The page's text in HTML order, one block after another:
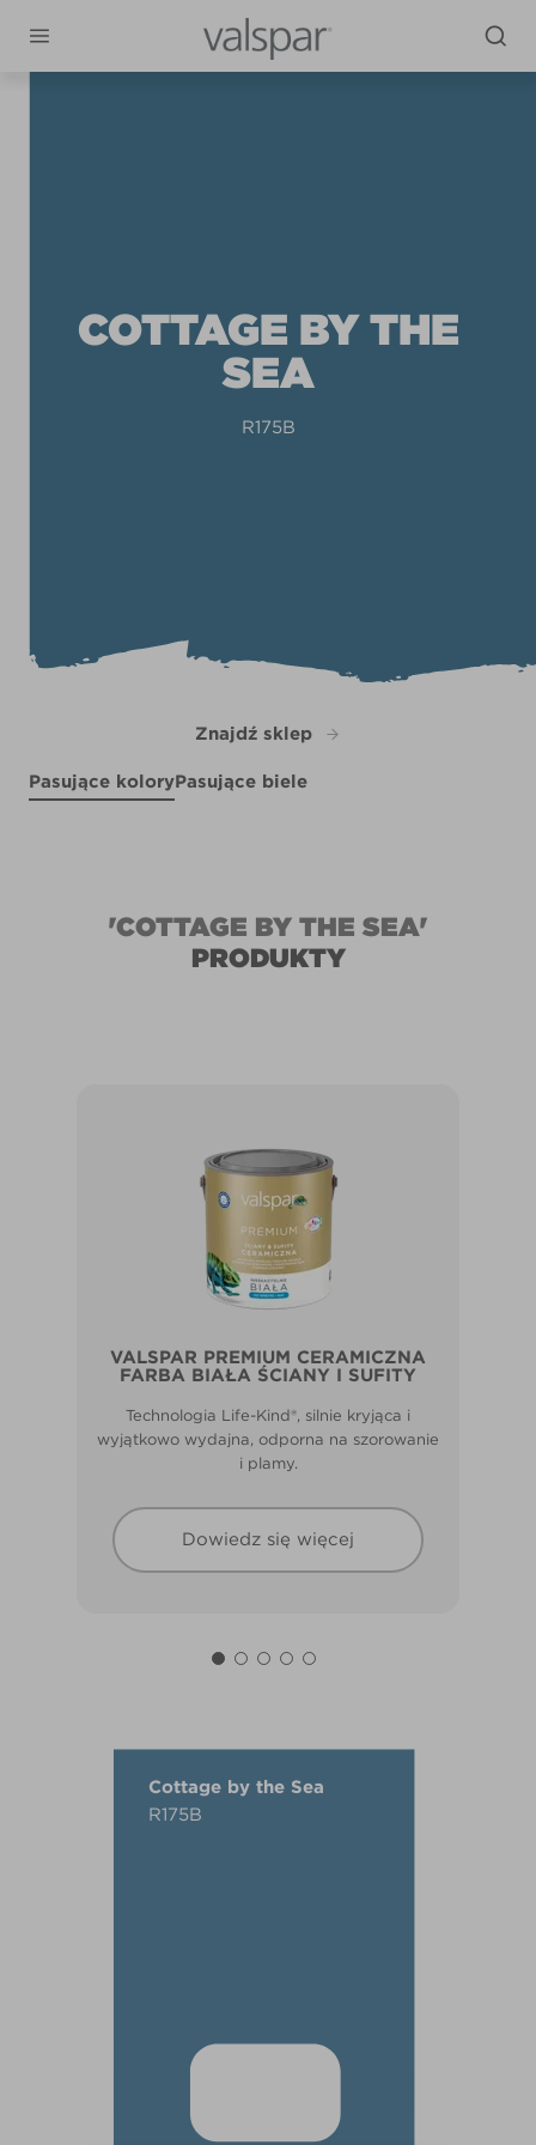
COTTAGE BY THE
SEA
R175B
Znajdź sklep
Pasujące koloryPasujące biele
'COTTAGE BY THE SEA'
PRODUKTY
VALSPAR PREMIUM CERAMICZNA
FARBA BIAŁA ŚCIANY I SUFITY
Technologia Life-Kind®, silnie kryjąca i
wyjątkowo wydajna, odporna na szorowanie
i plamy.
Dowiedz się więcej
Cottage by the Sea
R175B